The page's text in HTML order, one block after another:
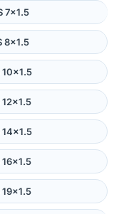
7×1.5
8×1.5